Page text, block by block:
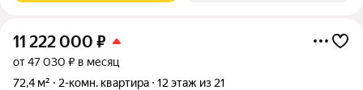
11 222 000 ₽
от 47 030 ₽ в месяц
72,4 м²
2-комн. квартира 12 этаж из 21